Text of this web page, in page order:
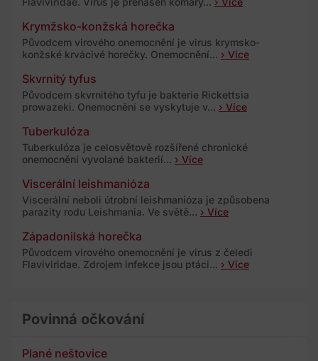
Krymžsko-konžská horečka
Původcem virového onemocnění je virus krymsko-
konžské krvácivé horečky. Onemocnění... › Více
Skvrnitý tyfus
Původcem skvrnitého tyfu je bakterie Rickettsia
prowazeki. Onemocnění se vyskytuje v... › Více
Tuberkulóza
Tuberkulóza je celosvětově rozšířené chronické
onemocnění vyvolané bakterií... › Více
Viscerální leishmanióza
Viscerální neboli útrobní leishmanióza je způsobena
parazity rodu Leishmania. Ve světě... › Více
Západonilská horečka
Původcem virového onemocnění je virus z čeledi
Flaviviridae. Zdrojem infekce jsou ptáci... › Více
Povinná očkování
Plané neštovice